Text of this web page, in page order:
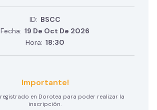
ID: BSCC
Fecha: 19 De Oct De 2026
Hora: 18:30
Importante!
registrado en Dorotea para poder realizar la
inscripción.